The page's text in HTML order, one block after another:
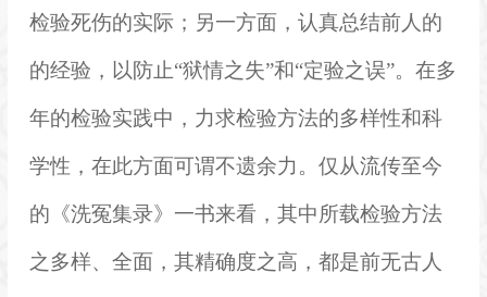
检验死伤的实际；另一方面，认真总结前人的
的经验，以防止“狱情之失”和“定验之误”。在多
年的检验实践中，力求检验方法的多样性和科
学性，在此方面可谓不遗余力。仅从流传至今
的《洗冤集录》一书来看，其中所载检验方法
之多样、全面，其精确度之高，都是前无古人